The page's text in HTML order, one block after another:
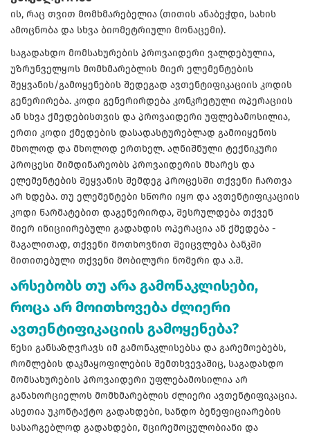
ის, რაც თვით მომხმარებელია (თითის ანაბეჭდი, სახის
ამოცნობა და სხვა ბიომეტრიული მონაცემი).
საგადახდო მომსახურების პროვაიდერი ვალდებულია,
უზრუნველყოს მომხმარებლის მიერ ელემენტების
შეყვანის/გამოყენების შედეგად ავთენტიფიკაციის კოდის
გენერირება. კოდი გენერირდება კონკრეტული ოპერაციის
ან სხვა ქმედებისთვის და პროვაიდერი უფლებამოსილია,
ერთი კოდი ქმედების დასადასტურებლად გამოიყენოს
მხოლოდ და მხოლოდ ერთხელ. აღნიშნული ტექნიკური
პროცესი მიმდინარეობს პროვაიდერის მხარეს და
ელემენტების შეყვანის შემდეგ პროცესში თქვენი ჩართვა
არ ხდება. თუ ელემენტები სწორი იყო და ავთენტიფიკაციის
კოდი წარმატებით დაგენერირდა, შესრულდება თქვენ
მიერ ინიციირებული გადახდის ოპერაცია ან ქმედება -
მაგალითად, თქვენი მოთხოვნით შეიცვლება ბანკში
მითითებული თქვენი მობილური ნომერი და ა.შ.
არსებობს თუ არა გამონაკლისები,
როცა არ მოითხოვება ძლიერი
ავთენტიფიკაციის გამოყენება?
წესი განსაზღვრავს იმ გამონაკლისებსა და გარემოებებს,
რომლების დაკმაყოფილების შემთხვევაშიც, საგადახდო
მომსახურების პროვაიდერი უფლებამოსილია არ
განახორციელოს მომხმარებლის ძლიერი ავთენტიფიკაცია.
ასეთია უკონტაქტო გადახდები, სანდო ბენეფიციარების
სასარგებლოდ გადახდები, მცირემოცულობიანი და